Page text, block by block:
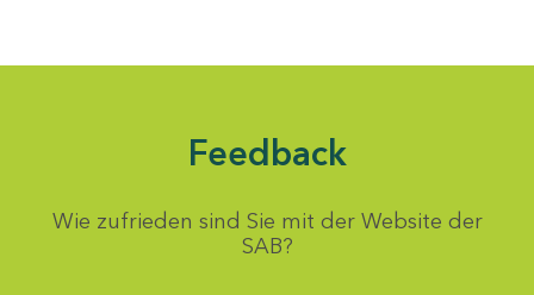
Feedback
Wie zufrieden sind Sie mit der Website der
SAB?